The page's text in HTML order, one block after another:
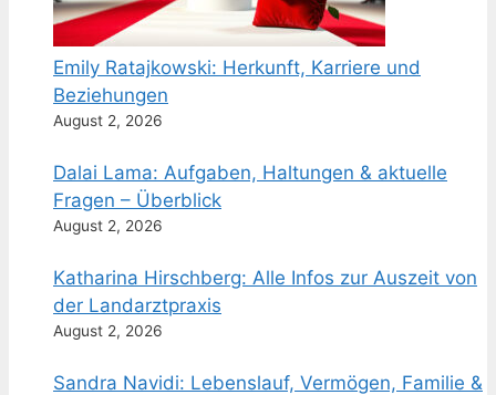
Emily Ratajkowski: Herkunft, Karriere und
Beziehungen
August 2, 2026
Dalai Lama: Aufgaben, Haltungen & aktuelle
Fragen – Überblick
August 2, 2026
Katharina Hirschberg: Alle Infos zur Auszeit von
der Landarztpraxis
August 2, 2026
Sandra Navidi: Lebenslauf, Vermögen, Familie &